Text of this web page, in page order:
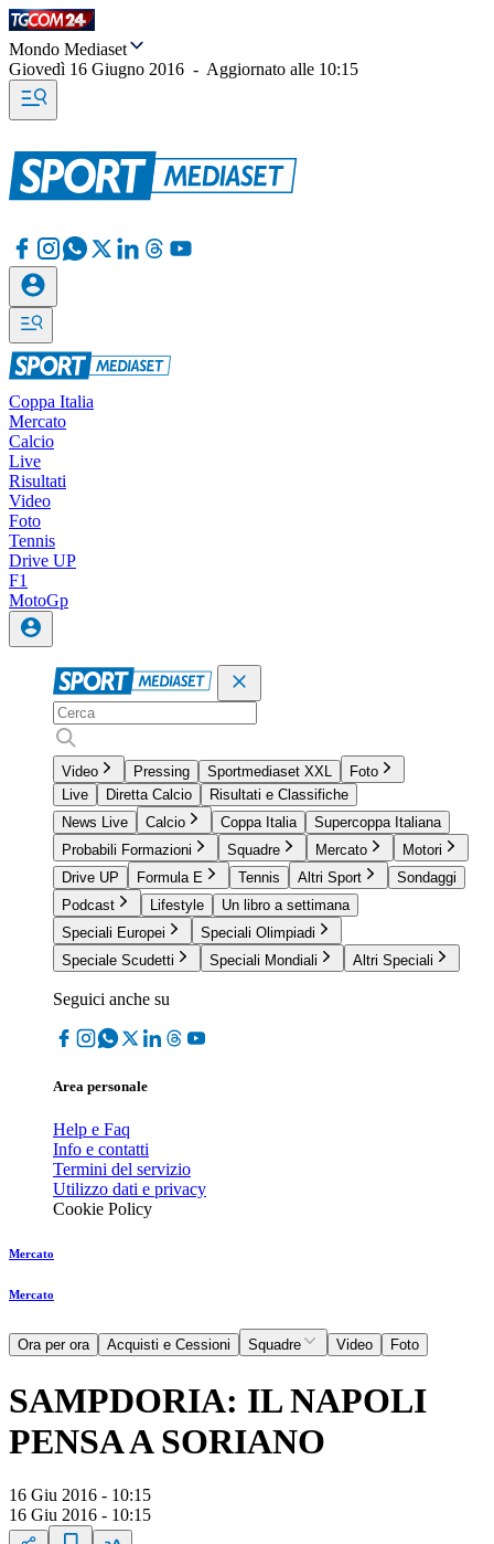
Mondo Mediaset
Giovedì 16 Giugno 2016 - Aggiornato alle 10:15
Coppa Italia
Mercato
Calcio
Live
Risultati
Video
Foto
Tennis
Drive UP
F1
MotoGp
Video Pressing Sportmediaset XXL
Foto
Live
Diretta Calcio
Risultati e Classifiche
News Live
Calcio Coppa Italia
Supercoppa Italiana
Probabili Formazioni
Squadre Mercato
Motori
Drive UP
Formula E Tennis Altri Sport
Sondaggi
Podcast
Lifestyle
Un libro a settimana
Speciali Europei
Speciali Olimpiadi
Speciale Scudetti
Speciali Mondiali Altri Speciali
Seguici anche su
Area personale
Help e Faq
Info e contatti
Termini del servizio
Utilizzo dati e privacy
Cookie Policy
Mercato
Mercato
Ora per ora Acquisti e Cessioni Squadre Video Foto
SAMPDORIA: IL NAPOLI
PENSA A SORIANO
16 Giu 2016 - 10:15
16 Giu 2016 - 10:15